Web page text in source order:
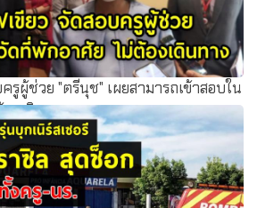
รูผู้ช่วย "ตรีนุช" เผยสามารถเข้าสอบใน
งเดินทาง